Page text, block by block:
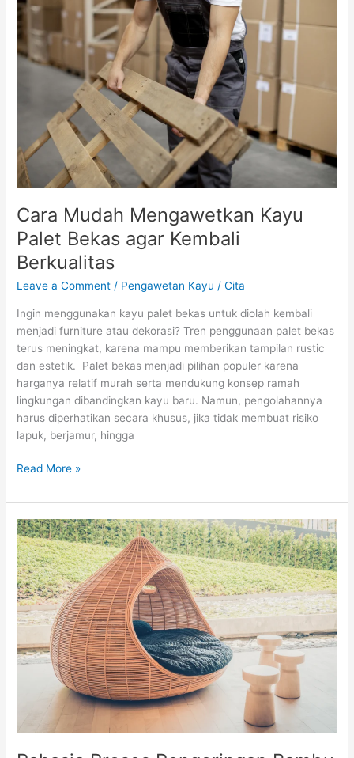
Cara Mudah Mengawetkan Kayu
Palet Bekas agar Kembali
Berkualitas
Leave a Comment / Pengawetan Kayu /Cita
Ingin menggunakan kayu palet bekas untuk diolah kembali
menjadi furniture atau dekorasi? Tren penggunaan palet bekas
terus meningkat, karena mampu memberikan tampilan rustic
dan estetik. Palet bekas menjadi pilihan populer karena
harganya relatif murah serta mendukung konsep ramah
lingkungan dibandingkan kayu baru. Namun, pengolahannya
harus diperhatikan secara khusus, jika tidak membuat risiko
lapuk, berjamur, hingga
Mengawetkan
Kayu
Palet
Bekas
Berkualitas
Read More »
Rahasia
Proses
Pengeringan
Bambu
untuk
Bahan
agar
Awet